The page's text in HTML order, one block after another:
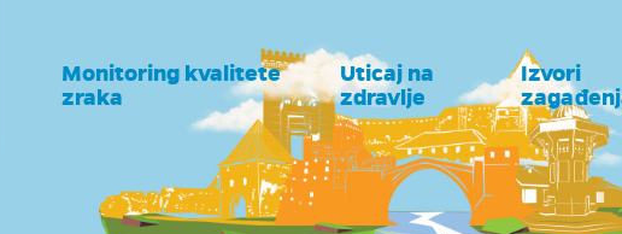
Monitoring kvalitete
zraka
Uticaj na
zdravlje
Izvori